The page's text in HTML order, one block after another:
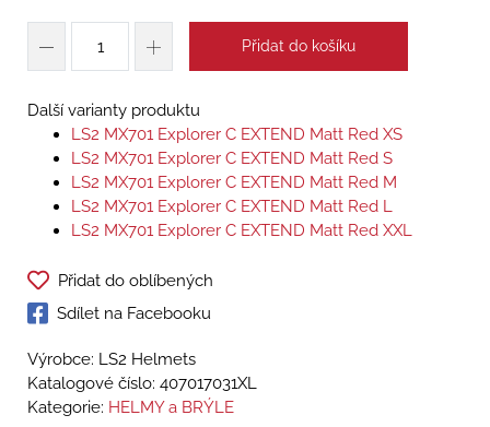
Přidat do košíku
Další varianty produktu
LS2 MX701 Explorer C EXTEND Matt Red XS
LS2 MX701 Explorer C EXTEND Matt Red S
LS2 MX701 Explorer C EXTEND Matt Red M
LS2 MX701 Explorer C EXTEND Matt Red L
LS2 MX701 Explorer C EXTEND Matt Red XXL
Přidat do oblíbených
Sdílet na Facebooku
Výrobce: LS2 Helmets
Katalogové číslo: 407017031XL
Kategorie: HELMY a BRÝLE